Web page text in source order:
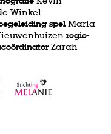
Winkel
spel Maria
regie-
Zarah